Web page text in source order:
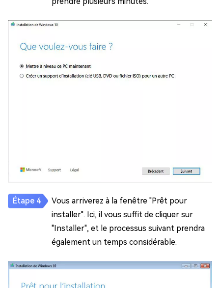
Vous arriverez à la fenêtre "Prêt pour
installer". Ici, il vous suffit de cliquer sur
"Installer", et le processus suivant prendra
également un temps considérable.